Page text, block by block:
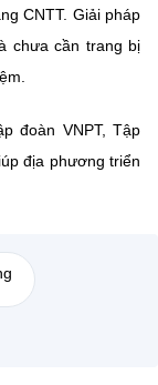
CNTT. Giải pháp
chưa cần trang bị
đoàn VNPT, Tập
địa phương triển